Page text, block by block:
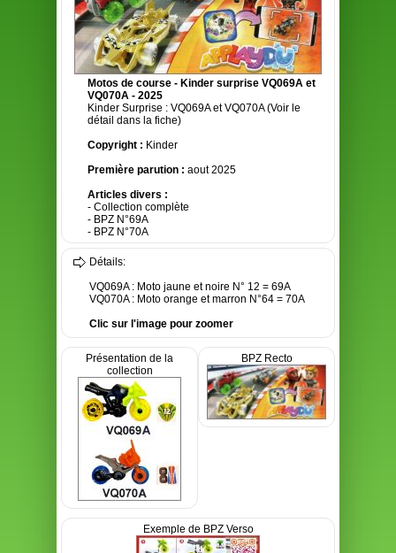
Motos de course - Kinder surprise VQ069A et
VQ070A - 2025
Kinder Surprise : VQ069A et VQ070A (Voir le
détail dans la fiche)
Copyright : Kinder
Première parution : aout 2025
Articles divers :
- Collection complète
- BPZ N°69A
- BPZ N°70A
Détails:
VQ069A : Moto jaune et noire N° 12 = 69A
VQ070A : Moto orange et marron N°64 = 70A
Clic sur l'image pour zoomer
Présentation de la
collection
BPZ Recto
Exemple de BPZ Verso